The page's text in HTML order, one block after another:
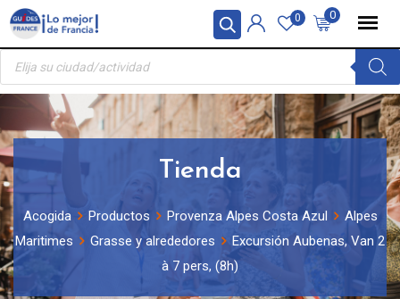
Panel de gestión de cookies
Skip
content
0
0
Búsqueda
productos
Tienda
Acogida Productos Provenza Alpes Costa Azul
Alpes
Maritimes
Grasse y alrededores
Excursión Aubenas, Van 2
à 7 pers, (8h)